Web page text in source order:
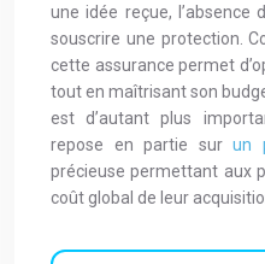
une idée reçue, l’absence
souscrire une protection.
cette assurance permet
tout en maîtrisant son
est d’autant plus
repose en partie surun
précieuse permettant aux
coût global de leur